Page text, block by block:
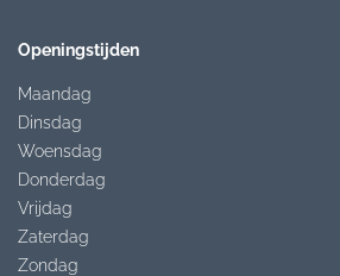
Openingstijden
Maandag
Dinsdag
Woensdag
Donderdag
Vrijdag
Zaterdag
Zondag